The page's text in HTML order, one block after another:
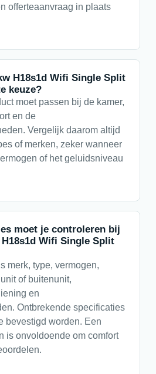
offerteaanvraag in plaats
H18s1d Wifi Single Split
keuze?
moet passen bij de kamer,
en de
Vergelijk daarom altijd
of merken, zeker wanneer
of het geluidsniveau
moet je controleren bij
Wifi Single Split
merk, type, vermogen,
of buitenunit,
en
Ontbrekende specificaties
bevestigd worden. Een
is onvoldoende om comfort